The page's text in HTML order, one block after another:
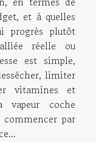
et à quelles
progrès plutôt
réelle ou
est simple,
limiter
vitamines et
coche
commencer par